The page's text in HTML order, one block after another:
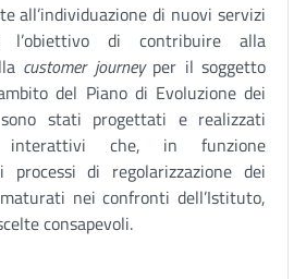
all’individuazione di nuovi servizi
di contribuire alla
customer journeyper il soggetto
del Piano di Evoluzione dei
sono stati progettati e realizzati
interattivi che, in funzione
processi di regolarizzazione dei
nei confronti dell’Istituto,
consapevoli.